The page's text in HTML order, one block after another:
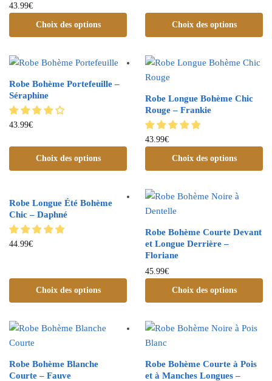
43.99€
Choix des options Choix des options
Robe Bohème Portefeuille –
Séraphine
43.99€
Choix des options
Robe Longue Bohème Chic
Rouge – Frankie
43.99€
Choix des options
Robe Longue Été Bohème
Chic – Daphné
44.99€
Choix des options
Robe Bohème Courte Devant
et Longue Derrière –
Floriane
45.99€
Choix des options
Robe Bohème Blanche
Courte – Fauve
Robe Bohème Courte à Pois
et à Manches Longues –